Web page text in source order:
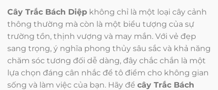
Cây Trắc Bách Diệp không chỉ là một loại cây cảnh
thông thường mà còn là một biểu tượng của sự
trường tồn, thịnh vượng và may mắn. Với vẻ đẹp
sang trọng, ý nghĩa phong thủy sâu sắc và khả năng
chăm sóc tương đối dễ dàng, đây chắc chắn là một
lựa chọn đáng cân nhắc để tô điểm cho không gian
sống và làm việc của bạn. Hãy để cây Trắc Bách